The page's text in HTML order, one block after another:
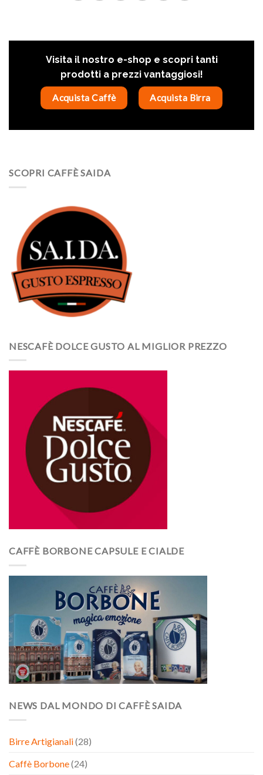
SCOPRI CAFFÈ SAIDA
NESCAFÈ DOLCE GUSTO AL MIGLIOR PREZZO
CAFFÈ BORBONE CAPSULE E CIALDE
NEWS DAL MONDO DI CAFFÈ SAIDA
Birre Artigianali(28)
Caffè Borbone(24)
Visita il nostro e-shop e scopri tanti
prodotti a prezzi vantaggiosi!
Acquista Caffè Acquista Birra